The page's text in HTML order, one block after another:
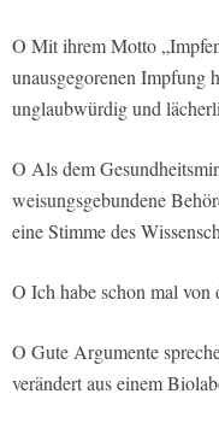
O Mit ihrem Motto
unausgegorenen Impfung
unglaubwürdig und
O Als dem
weisungsgebundene
eine Stimme des
O Ich habe schon mal
O Gute Argumente
verändert aus einem